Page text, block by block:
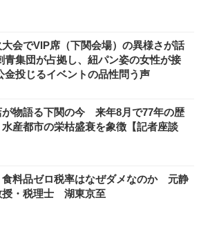
会でVIP席（下関会場）の異様さが話
青集団が占拠し、紐パン姿の女性が接
投じるイベントの品性問う声
が物語る下関の今 来年8月で77年の歴
産都市の栄枯盛衰を象徴【記者座談
食料品ゼロ税率はなぜダメなのか 元静
授・税理士 湖東京至